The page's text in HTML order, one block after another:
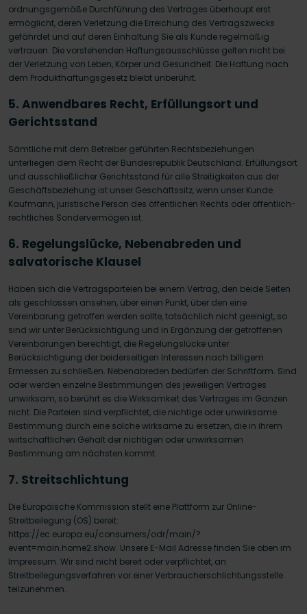
ordnungsgemäße Durchführung des Vertrages überhaupt erst
ermöglicht, deren Verletzung die Erreichung des Vertragszwecks
gefährdet und auf deren Einhaltung Sie als Kunde regelmäßig
vertrauen. Die vorstehenden Haftungsausschlüsse gelten nicht bei
der Verletzung von Leben, Körper und Gesundheit. Die Haftung nach
dem Produkthaftungsgesetz bleibt unberührt.
5. Anwendbares Recht, Erfüllungsort und
Gerichtsstand
Sämtliche mit dem Betreiber geführten Rechtsbeziehungen
unterliegen dem Recht der Bundesrepublik Deutschland. Erfüllungsort
und ausschließlicher Gerichtsstand für alle Streitigkeiten aus der
Geschäftsbeziehung ist unser Geschäftssitz, wenn unser Kunde
Kaufmann, juristische Person des öffentlichen Rechts oder öffentlich-
rechtliches Sondervermögen ist.
6. Regelungslücke, Nebenabreden und
salvatorische Klausel
Haben sich die Vertragsparteien bei einem Vertrag, den beide Seiten
als geschlossen ansehen, über einen Punkt, über den eine
Vereinbarung getroffen werden sollte, tatsächlich nicht geeinigt, so
sind wir unter Berücksichtigung und in Ergänzung der getroffenen
Vereinbarungen berechtigt, die Regelungslücke unter
Berücksichtigung der beiderseitigen Interessen nach billigem
Ermessen zu schließen. Nebenabreden bedürfen der Schriftform. Sind
oder werden einzelne Bestimmungen des jeweiligen Vertrages
unwirksam, so berührt es die Wirksamkeit des Vertrages im Ganzen
nicht. Die Parteien sind verpflichtet, die nichtige oder unwirksame
Bestimmung durch eine solche wirksame zu ersetzen, die in ihrem
wirtschaftlichen Gehalt der nichtigen oder unwirksamen
Bestimmung am nächsten kommt.
7. Streitschlichtung
Die Europäische Kommission stellt eine Plattform zur Online-
Streitbeilegung (OS) bereit:
https://ec.europa.eu/consumers/odr/main/?
event=main.home2.show. Unsere E-Mail Adresse finden Sie oben im
Impressum. Wir sind nicht bereit oder verpflichtet, an
Streitbeilegungsverfahren vor einer Verbraucherschlichtungsstelle
teilzunehmen.